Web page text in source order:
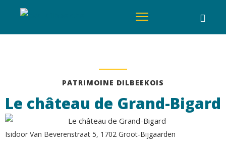
PATRIMOINE DILBEEKOIS
Le château de Grand-Bigard
Isidoor Van Beverenstraat 5, 1702 Groot-Bijgaarden